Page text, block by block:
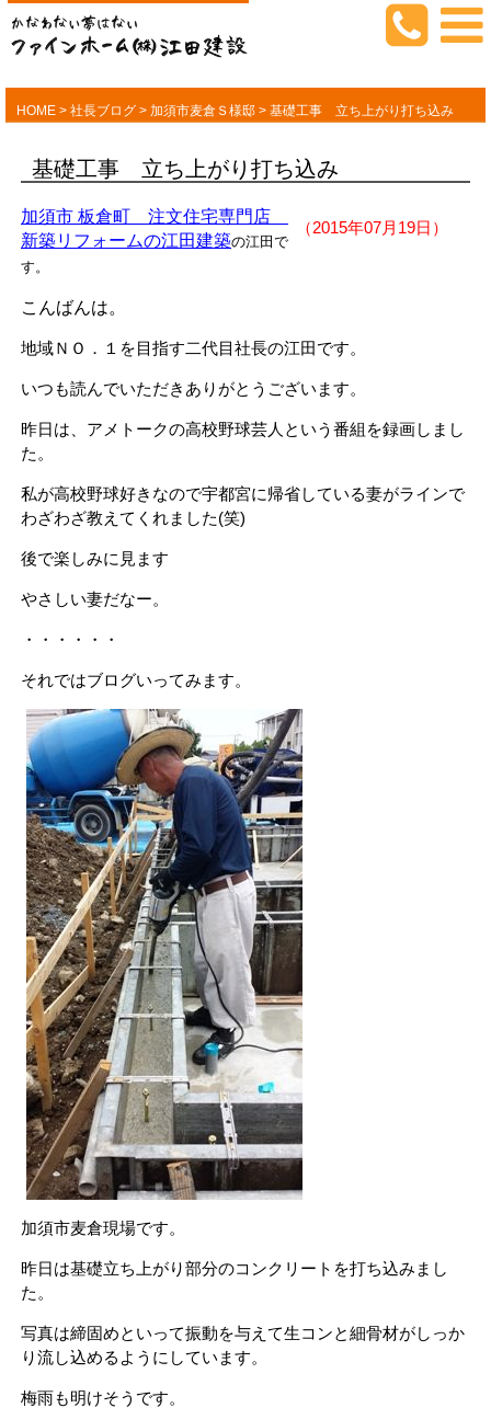
HOME > 社長ブログ > 加須市麦倉Ｓ様邸 > 基礎工事 立ち上がり打ち込み
基礎工事 立ち上がり打ち込み
（2015年07月19日）
加須市 板倉町 注文住宅専門店
新築リフォームの江田建築の江田で
す。
こんばんは。
地域ＮＯ．１を目指す二代目社長の江田です。
いつも読んでいただきありがとうございます。
昨日は、アメトークの高校野球芸人という番組を録画しまし
た。
私が高校野球好きなので宇都宮に帰省している妻がラインで
わざわざ教えてくれました(笑)
後で楽しみに見ます
やさしい妻だなー。
・・・・・・
それではブログいってみます。
加須市麦倉現場です。
昨日は基礎立ち上がり部分のコンクリートを打ち込みまし
た。
写真は締固めといって振動を与えて生コンと細骨材がしっか
り流し込めるようにしています。
梅雨も明けそうです。